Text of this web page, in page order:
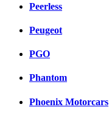
Peerless
Peugeot
PGO
Phantom
Phoenix Motorcars